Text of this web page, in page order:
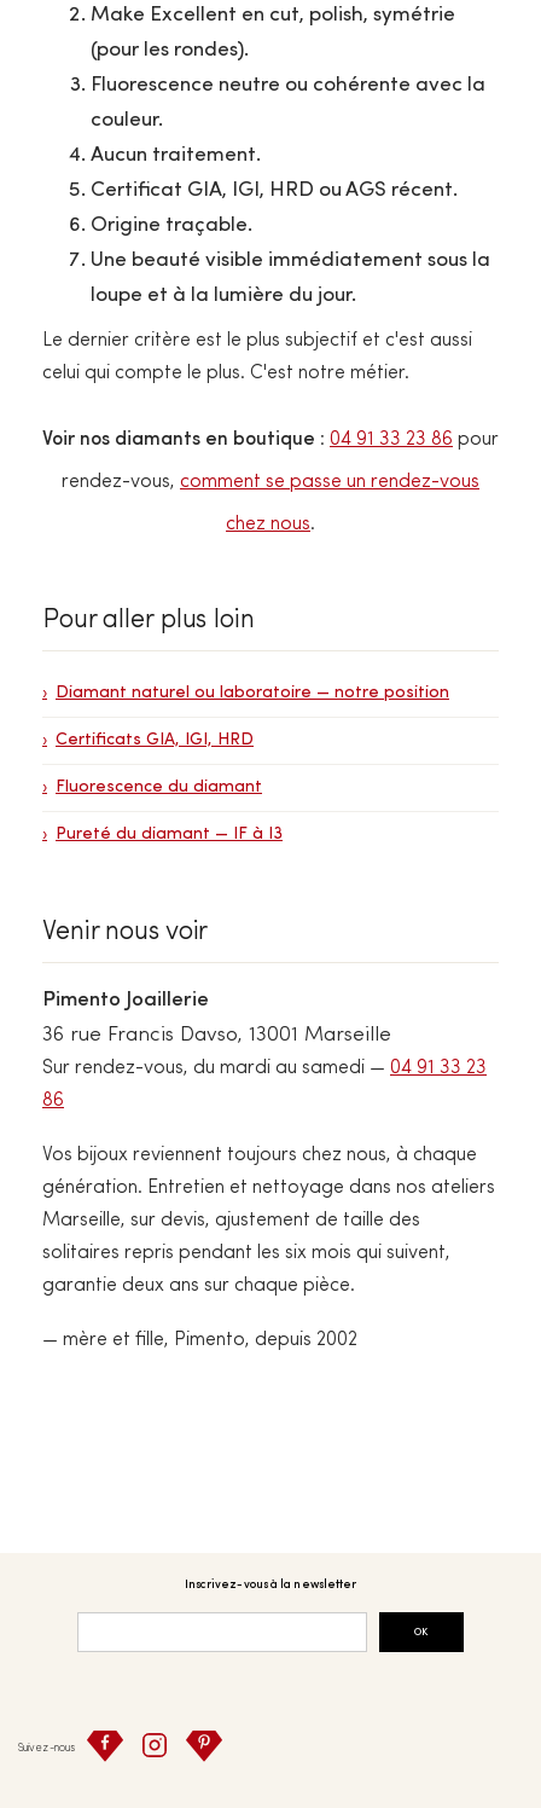
Make Excellent en cut, polish, symétrie
(pour les rondes).
Fluorescence neutre ou cohérente avec la
couleur.
Aucun traitement.
Certificat GIA, IGI, HRD ou AGS récent.
Origine traçable.
Une beauté visible immédiatement sous la
loupe et à la lumière du jour.
Le dernier critère est le plus subjectif et c'est aussi
celui qui compte le plus. C'est notre métier.
Voir nos diamants en boutique : 04 91 33 23 86 pour
rendez-vous, comment se passe un rendez-vous
chez nous.
Pour aller plus loin
Diamant naturel ou laboratoire — notre position
Certificats GIA, IGI, HRD
Fluorescence du diamant
Pureté du diamant — IF à I3
Venir nous voir
Pimento Joaillerie
36 rue Francis Davso, 13001 Marseille
Sur rendez-vous, du mardi au samedi — 04 91 33 23
86
Vos bijoux reviennent toujours chez nous, à chaque
génération. Entretien et nettoyage dans nos ateliers
Marseille, sur devis, ajustement de taille des
solitaires repris pendant les six mois qui suivent,
garantie deux ans sur chaque pièce.
— mère et fille, Pimento, depuis 2002
Inscrivez-vous à la newsletter
OK
Suivez-nous